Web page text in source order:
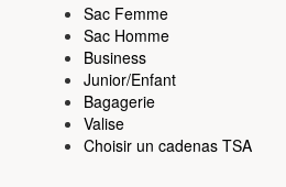
Sac Femme
Sac Homme
Business
Junior/Enfant
Bagagerie
Valise
Choisir un cadenas TSA